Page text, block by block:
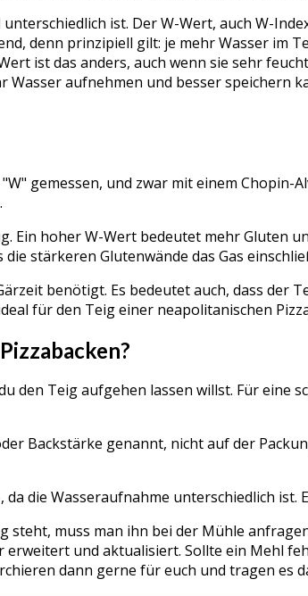
ist. Der W-Wert, auch W-
denn prinzipiell gilt: je mehr Wasser im
ist das anders, auch wenn sie sehr
aufnehmen und besser speichern
gemessen, und zwar mit einem
Ein hoher W-Wert bedeutet mehr Gluten
stärkeren Glutenwände das Gas
benötigt. Es bedeutet auch, dass der
für den Teig einer neapolitanischen
den Teig aufgehen lassen willst. Für
Backstärke genannt, nicht auf der
die Wasseraufnahme unterschiedlich
steht, muss man ihn bei der Mühle
und aktualisiert. Sollte ein Mehl
dann gerne für euch und tragen es